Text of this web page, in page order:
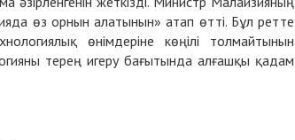
өз орнын алатынын» атап өтті. Бұл ретте
өнімдеріне көңілі толмайтынын
терең игеру бағытында алғашқы қадам